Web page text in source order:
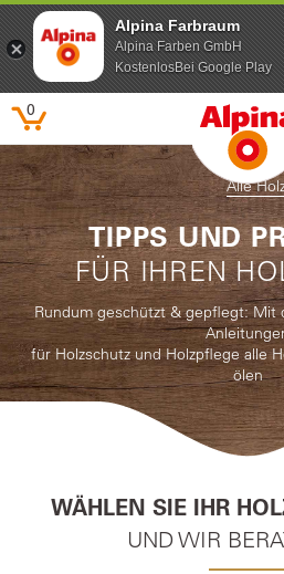
0
Alle
TIPPS UND
FÜR IHREN
Rundum geschützt & gepflegt: Mit
für Holzschutz und Holzpflege alle
ölen
WÄHLEN SIE IHR
UND WIR
Alpina Farbraum
Alpina Farben GmbH
KostenlosBei Google Play